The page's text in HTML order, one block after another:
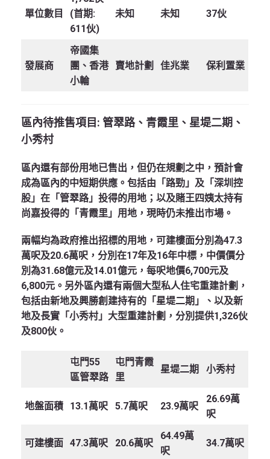
單位數目
(首期:
611伙)
未知 未知 37伙
發展商
帝國集
團、香港
小輪
賣地計劃 佳兆業 保利置業
區內待推售項目 : 管翠路、青霞里、星堤二期、
小秀村
區內還有部份用地已售出，但仍在規劃之中，預計會
成為區內的中短期供應。包括由「路勁」及「深圳控
股」在「管翠路」投得的用地；以及賭王四姨太持有
尚嘉投得的「青霞里」用地，現時仍未推出市場。
兩幅均為政府推出招標的用地，可建樓面分別為47.3
萬呎及20.6萬呎，分別在17年及16年中標，中價價分
別為31.68億元及14.01億元，每呎地價6,700元及
6,800元。另外區內還有兩個大型私人住宅重建計劃，
包括由新地及興勝創建持有的「星堤二期」、以及新
地及長實「小秀村」大型重建計劃，分別提供1,326伙
及800伙。
屯門55
區管翠路
屯門青霞
里
星堤二期 小秀村
地盤面積 13.1萬呎 5.7萬呎 23.9萬呎
26.69萬
呎
可建樓面 47.3萬呎 20.6萬呎
64.49萬
呎
34.7萬呎